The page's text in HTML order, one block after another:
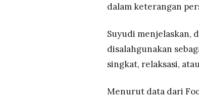
dalam keterangan
Suyudi menjelaskan,
disalahgunakan
singkat, relaksasi,
Menurut data dari